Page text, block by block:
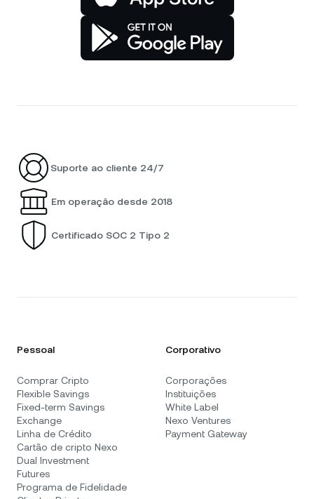
Suporte ao cliente 24/7
Em operação desde 2018
Certificado SOC 2 Tipo 2
Pessoal
Comprar Cripto
Flexible Savings
Fixed-term Savings
Exchange
Linha de Crédito
Cartão de cripto Nexo
Dual Investment
Futures
Programa de Fidelidade
Corporativo
Corporações
Instituições
White Label
Nexo Ventures
Payment Gateway